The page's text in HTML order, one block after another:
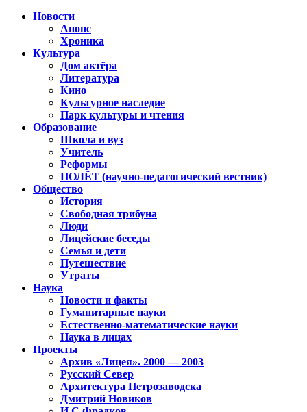
Новости
Анонс
Хроника
Культура
Дом актёра
Литература
Кино
Культурное наследие
Парк культуры и чтения
Образование
Школа и вуз
Учитель
Реформы
ПОЛЁТ (научно-педагогический вестник)
Общество
История
Свободная трибуна
Люди
Лицейские беседы
Семья и дети
Путешествие
Утраты
Наука
Новости и факты
Гуманитарные науки
Естественно-математические науки
Наука в лицах
Проекты
Архив «Лицея». 2000 — 2003
Русский Север
Архитектура Петрозаводска
Дмитрий Новиков